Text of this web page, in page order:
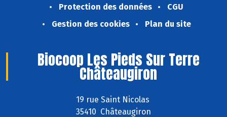
Protection des données
CGU
Gestion des cookies
Plan du site
Biocoop Les Pieds Sur Terre
Châteaugiron
19 rue Saint Nicolas
35410 Châteaugiron